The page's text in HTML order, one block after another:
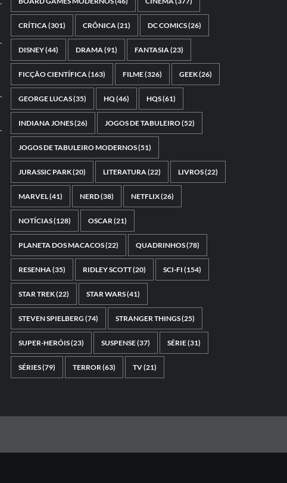
CRÍTICA (301) CRÔNICA (21) DC COMICS(26)
DISNEY(44) DRAMA (91) FANTASIA (23)
FICÇÃO CIENTÍFICA (163) FILME(326) GEEK(26)
GEORGE LUCAS(35) HQ(46) HQS(61)
INDIANA JONES(26) JOGOS DE TABULEIRO(52)
JOGOS DE TABULEIRO MODERNOS(51)
JURASSIC PARK(20) LITERATURA (22) LIVROS(22)
MARVEL(41) NERD(38) NETFLIX(26)
NOTÍCIAS(128) OSCAR (21)
PLANETA DOS MACACOS(22) QUADRINHOS(78)
RESENHA (35) RIDLEY SCOTT(20) SCI-FI (154)
STAR TREK(22) STAR WARS(41)
STEVEN SPIELBERG (74) STRANGER THINGS(25)
SUPER-HERÓIS(23) SUSPENSE(37) SÉRIE(31)
SÉRIES(79) TERROR (63) TV(21)